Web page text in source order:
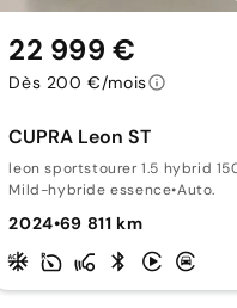
CUPRA Leon ST
leon sportstourer 1.5 hybrid 150
Mild-hybride essence•Auto.
2024•69 811 km
22 999 €
Dès 200 €/mois